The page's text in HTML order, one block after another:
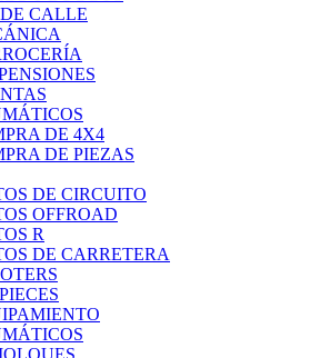
CALLE
DE 4X4
DE PIEZAS
DE CIRCUITO
OFFROAD
R
DE CARRETERA